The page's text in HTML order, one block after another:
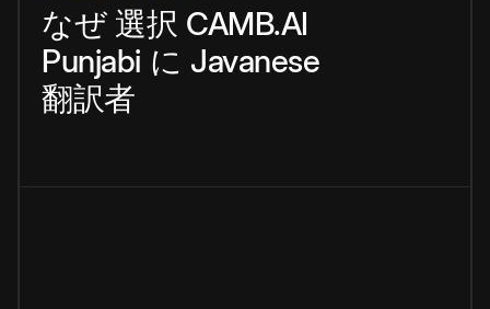
なぜ 選択 CAMB.AI
Punjabi に Javanese
翻訳者